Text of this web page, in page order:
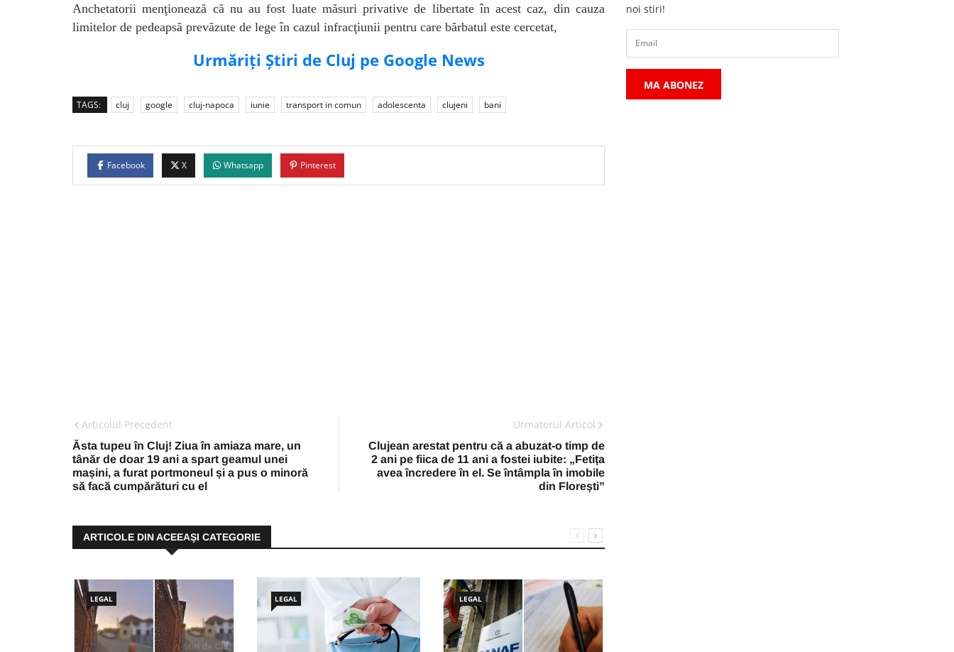
Anchetatorii menţionează că nu au fost luate măsuri privative de libertate în acest caz, din cauza
limitelor de pedeapsă prevăzute de lege în cazul infracţiunii pentru care bărbatul este cercetat,
Urmăriți Știri de Cluj pe Google News
TAGS: cluj google cluj-napoca iunie transport in comun adolescenta clujeni bani
Facebook X Whatsapp Pinterest
Articolul Precedent
Ăsta tupeu în Cluj! Ziua în amiaza mare, un
tânăr de doar 19 ani a spart geamul unei
mașini, a furat portmoneul și a pus o minoră
să facă cumpărături cu el
Urmatorul Articol
Clujean arestat pentru că a abuzat-o timp de
2 ani pe fiica de 11 ani a fostei iubite: „Fetița
avea încredere în el. Se întâmpla în imobile
din Florești”
ARTICOLE DIN ACEEAŞI CATEGORIE
LEGAL LEGAL LEGAL
noi stiri!
MA ABONEZ